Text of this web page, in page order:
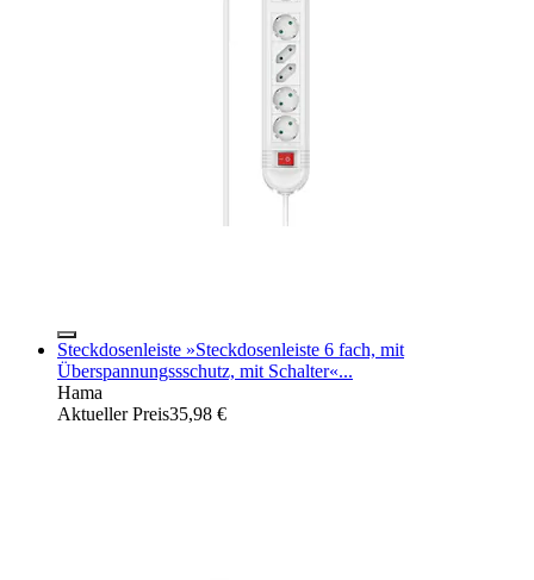
Steckdosenleiste »Steckdosenleiste 6 fach, mit
Überspannungssschutz, mit Schalter«...
Hama
Aktueller Preis35,98 €